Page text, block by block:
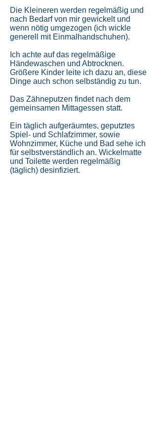
Die Kleineren werden regelmäßig und
nach Bedarf von mir gewickelt und
wenn nötig umgezogen (ich wickle
generell mit Einmalhandschuhen).
Ich achte auf das regelmäßige
Händewaschen und Abtrocknen.
Größere Kinder leite ich dazu an, diese
Dinge auch schon selbständig zu tun.
Das Zähneputzen findet nach dem
gemeinsamen Mittagessen statt.
Ein täglich aufgeräumtes, geputztes
Spiel- und Schlafzimmer, sowie
Wohnzimmer, Küche und Bad sehe ich
für selbstverständlich an. Wickelmatte
und Toilette werden regelmäßig
(täglich) desinfiziert.